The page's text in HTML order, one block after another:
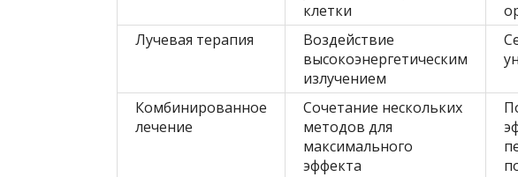
клетки
Лучевая терапия
Воздействие
высокоэнергетическим
излучением
Комбинированное
лечение
Сочетание нескольких
методов для
максимального
эффекта